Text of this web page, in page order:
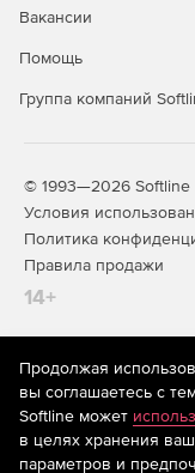
Вакансии
Помощь
Группа компаний
© 1993—2026 Softline
Условия
Политика
Правила продажи
14+
На информационном
рекомендательные
предоставления
систематизации и
предпочтениям
Продолжая
вы соглашаетесь с
Softline может
в целях хранения
параметров и